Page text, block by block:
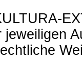
jeweiligen